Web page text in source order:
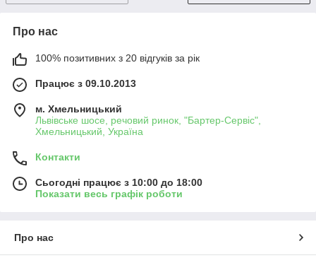
Про нас
100% позитивних з 20 відгуків за рік
Працює з 09.10.2013
м. Хмельницький
Львівське шосе, речовий ринок, "Бартер-Сервіс",
Хмельницький, Україна
Контакти
Сьогодні працює з 10:00 до 18:00
Показати весь графік роботи
Про нас